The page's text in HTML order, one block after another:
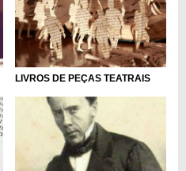
LIVROS DE PEÇAS TEATRAIS